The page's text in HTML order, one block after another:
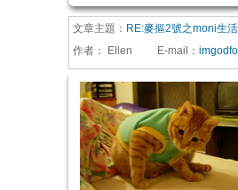
文章主題： RE:麥摳2號之moni生
作者：
Ellen E-mail ：